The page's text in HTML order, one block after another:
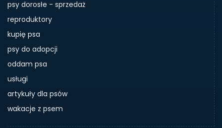
psy dorosłe - sprzedaż
reproduktory
kupię psa
psy do adopcji
oddam psa
usługi
artykuły dla psów
wakacje z psem